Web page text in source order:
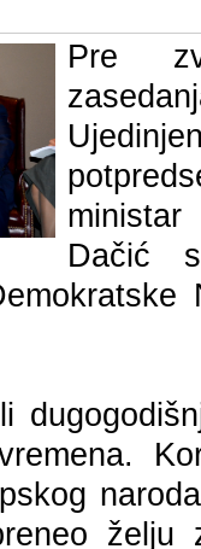
Pre
Dačić
želju